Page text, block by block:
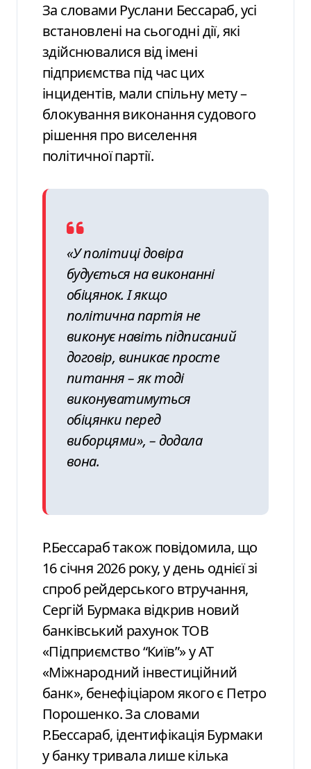
За словами Руслани Бессараб, усі
встановлені на сьогодні дії, які
здійснювалися від імені
підприємства під час цих
інцидентів, мали спільну мету –
блокування виконання судового
рішення про виселення
політичної партії.
«У політиці довіра
будується на виконанні
обіцянок. І якщо
політична партія не
виконує навіть підписаний
договір, виникає просте
питання – як тоді
виконуватимуться
обіцянки перед
виборцями», – додала
вона.
Р.Бессараб також повідомила, що
16 січня 2026 року, у день однієї зі
спроб рейдерського втручання,
Сергій Бурмака відкрив новий
банківський рахунок ТОВ
«Підприємство “Київ”» у АТ
«Міжнародний інвестиційний
банк», бенефіціаром якого є Петро
Порошенко. За словами
Р.Бессараб, ідентифікація Бурмаки
у банку тривала лише кілька